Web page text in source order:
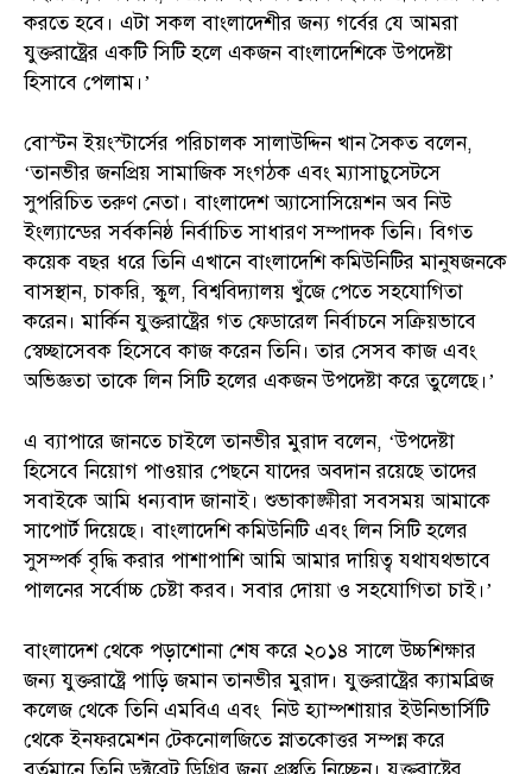
করতে হবে। এটা সকল বাংলাদেশীর জন্য গর্বের যে আমরা
যুক্তরাষ্ট্রের একটি সিটি হলে একজন বাংলাদেশিকে উপদেষ্টা
হিসাবে পেলাম।’
বোস্টন ইয়ংস্টার্সের পরিচালক সালাউদ্দিন খান সৈকত বলেন,
‘তানভীর জনপ্রিয় সামাজিক সংগঠক এবং ম্যাসাচুসেটসে
সুপরিচিত তরুণ নেতা। বাংলাদেশ অ্যাসোসিয়েশন অব নিউ
ইংল্যান্ডের সর্বকনিষ্ঠ নির্বাচিত সাধারণ সম্পাদক তিনি। বিগত
কয়েক বছর ধরে তিনি এখানে বাংলাদেশি কমিউনিটির মানুষজনকে
বাসস্থান, চাকরি, স্কুল, বিশ্ববিদ্যালয় খুঁজে পেতে সহযোগিতা
করেন। মার্কিন যুক্তরাষ্ট্রের গত ফেডারেল নির্বাচনে সক্রিয়ভাবে
স্বেচ্ছাসেবক হিসেবে কাজ করেন তিনি। তার সেসব কাজ এবং
অভিজ্ঞতা তাকে লিন সিটি হলের একজন উপদেষ্টা করে তুলেছে।’
এ ব্যাপারে জানতে চাইলে তানভীর মুরাদ বলেন, ‘উপদেষ্টা
হিসেবে নিয়োগ পাওয়ার পেছনে যাদের অবদান রয়েছে তাদের
সবাইকে আমি ধন্যবাদ জানাই। শুভাকাঙ্ক্ষীরা সবসময় আমাকে
সাপোর্ট দিয়েছে। বাংলাদেশি কমিউনিটি এবং লিন সিটি হলের
সুসম্পর্ক বৃদ্ধি করার পাশাপাশি আমি আমার দায়িত্ব যথাযথভাবে
পালনের সর্বোচ্চ চেষ্টা করব। সবার দোয়া ও সহযোগিতা চাই।’
বাংলাদেশ থেকে পড়াশোনা শেষ করে ২০১৪ সালে উচ্চশিক্ষার
জন্য যুক্তরাষ্ট্রে পাড়ি জমান তানভীর মুরাদ। যুক্তরাষ্ট্রের ক্যামব্রিজ
কলেজ থেকে তিনি এমবিএ এবং নিউ হ্যাম্পশায়ার ইউনিভার্সিটি
থেকে ইনফরমেশন টেকনোলজিতে স্নাতকোত্তর সম্পন্ন করে